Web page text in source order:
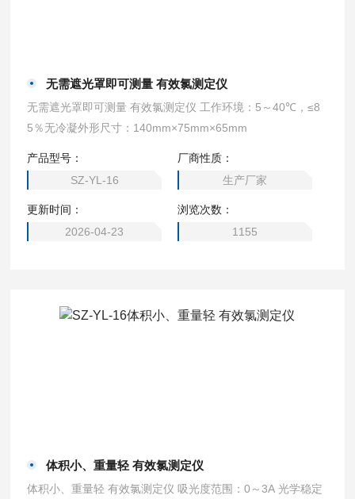
无需遮光罩即可测量 有效氯测定仪
无需遮光罩即可测量 有效氯测定仪 工作环境：5～40℃，≤8
5％无冷凝外形尺寸：140mm×75mm×65mm
产品型号：
SZ-YL-16
厂商性质：
生产厂家
更新时间：
2026-04-23
浏览次数：
1155
体积小、重量轻 有效氯测定仪
体积小、重量轻 有效氯测定仪 吸光度范围：0～3A 光学稳定